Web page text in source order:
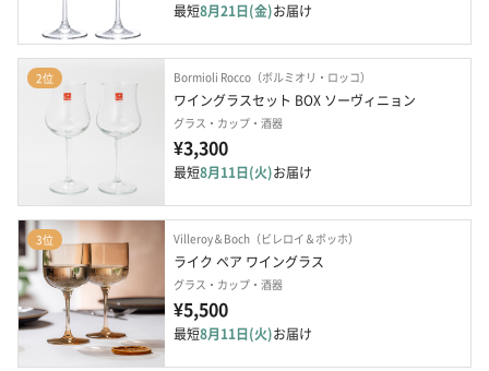
最短8月21日(金)お届け
2位 Bormioli Rocco（ボルミオリ・ロッコ）
ワイングラスセット BOX ソーヴィニョン
グラス・カップ・酒器
¥3,300
最短8月11日(火)お届け
3位 Villeroy＆Boch（ビレロイ＆ボッホ）
ライク ペア ワイングラス
グラス・カップ・酒器
¥5,500
最短8月11日(火)お届け